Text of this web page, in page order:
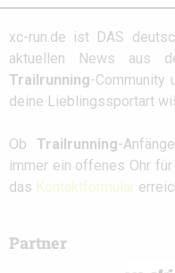
xc-run.de ist DAS
aktuellen News aus
Trailrunning-Community
deine Lieblingssportart
Ob Trailrunning-
immer ein offenes Ohr
das Kontaktformular
Partner